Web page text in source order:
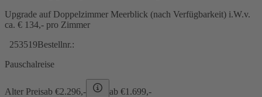
Upgrade auf Doppelzimmer Meerblick (nach Verfügbarkeit) i.W.v.
ca. € 134,- pro Zimmer
253519Bestellnr.:
Pauschalreise
Alter Preisab €2.296,- ab €1.699,-